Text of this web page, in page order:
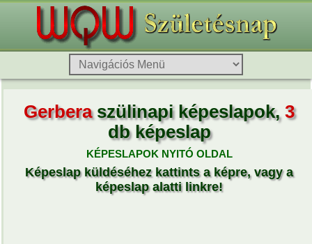
Gerberaszülinapi képeslapok,3
db képeslap
KÉPESLAPOK NYITÓ OLDAL
Képeslap küldéséhez kattints a képre, vagy a
képeslap alatti linkre!